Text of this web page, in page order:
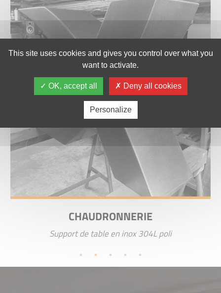
CHAUDRONNERIE
Support de table en inox 304L poli
This site uses cookies and gives you control over what you
want to activate.
OK, accept all Deny all cookies
Personalize